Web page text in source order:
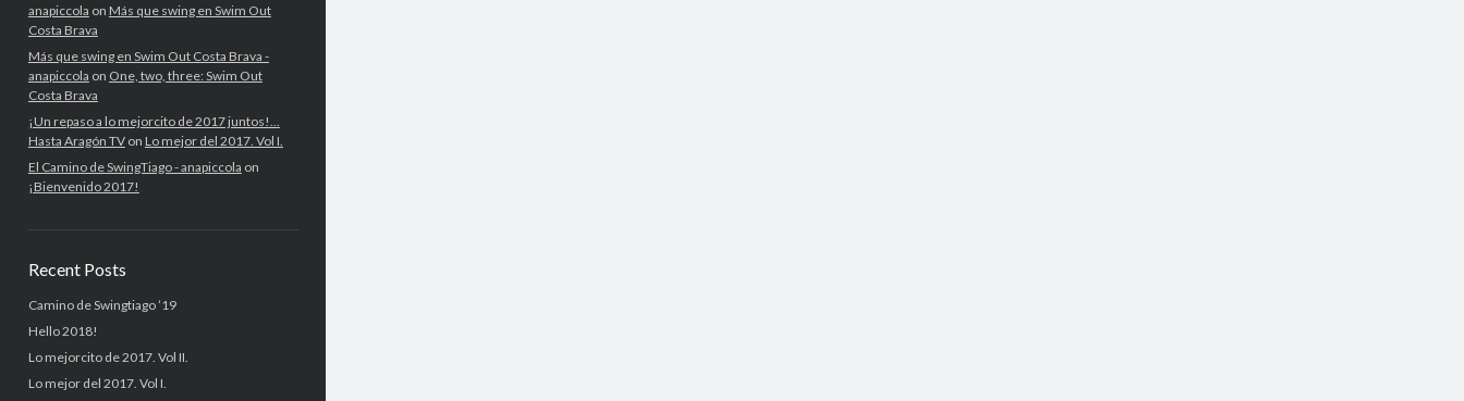
anapiccola on Más que swing en Swim Out
Costa Brava
Más que swing en Swim Out Costa Brava -
anapiccola on One, two, three: Swim Out
Costa Brava
¡Un repaso a lo mejorcito de 2017 juntos!...
Hasta Aragón TVon Lo mejor del 2017. Vol I.
El Camino de SwingTiago - anapiccola on
¡Bienvenido 2017!
Recent Posts
Camino de Swingtiago ’19
Hello 2018!
Lo mejorcito de 2017. Vol II.
Lo mejor del 2017. Vol I.